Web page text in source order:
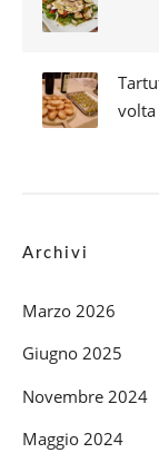
volta
Archivi
Marzo 2026
Giugno 2025
Novembre 2024
Maggio 2024